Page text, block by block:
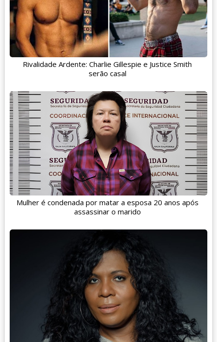
Rivalidade Ardente: Charlie Gillespie e Justice Smith
serão casal
Mulher é condenada por matar a esposa 20 anos após
assassinar o marido